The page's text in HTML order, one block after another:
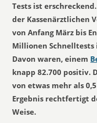
Tests ist
der Kassenärztlichen
von Anfang März bis
Millionen Schnelltests
Davon waren, einem
knapp 82.700 positiv.
von etwas mehr als
Ergebnis rechtfertigt
Weise.